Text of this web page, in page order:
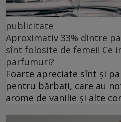
publicitate
Aproximativ 33% dintre
sînt folosite de femei! Ce
parfumuri?
Foarte apreciate sînt și
pentru bărbați, care au
arome de vanilie și alte